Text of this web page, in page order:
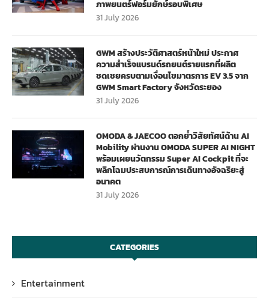
ภาพยนตร์ฟอร์มยักษ์รอบพิเศษ
31 July 2026
GWM สร้างประวัติศาสตร์หน้าใหม่ ประกาศ
ความสำเร็จแบรนด์รถยนต์รายแรกที่ผลิต
ชดเชยครบตามเงื่อนไขมาตรการ EV 3.5 จาก
GWM Smart Factory จังหวัดระยอง
31 July 2026
OMODA & JAECOO ตอกย้ำวิสัยทัศน์ด้าน AI
Mobility ผ่านงาน OMODA SUPER AI NIGHT
พร้อมเผยนวัตกรรม Super AI Cockpit ที่จะ
พลิกโฉมประสบการณ์การเดินทางอัจฉริยะสู่
อนาคต
31 July 2026
CATEGORIES
Entertainment